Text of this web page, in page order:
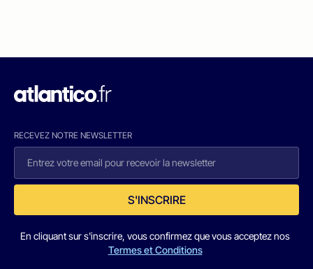
RECEVEZ NOTRE NEWSLETTER
S'INSCRIRE
En cliquant sur s'inscrire, vous confirmez que vous acceptez nos
Termes et Conditions